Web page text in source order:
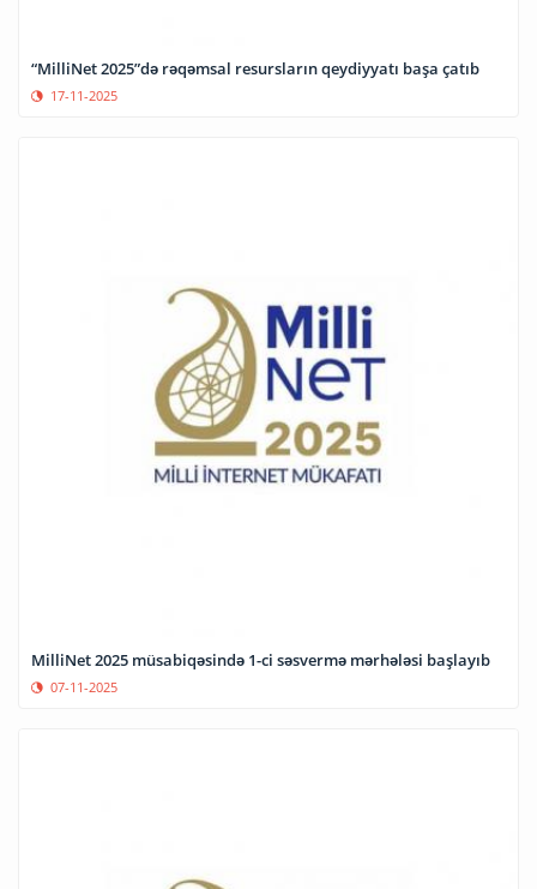
“MilliNet 2025”də rəqəmsal resursların qeydiyyatı başa çatıb
17-11-2025
MilliNet 2025 müsabiqəsində 1-ci səsvermə mərhələsi başlayıb
07-11-2025